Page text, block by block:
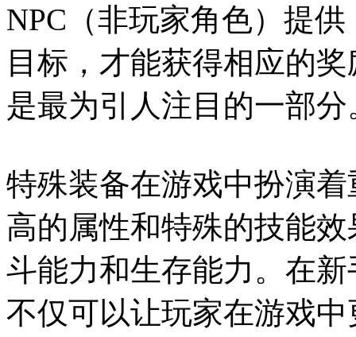
NPC（非玩家角色）提
目标，才能获得相应的
是最为引人注目的一部分
特殊装备在游戏中扮演
高的属性和特殊的技能
斗能力和生存能力。在
不仅可以让玩家在游戏